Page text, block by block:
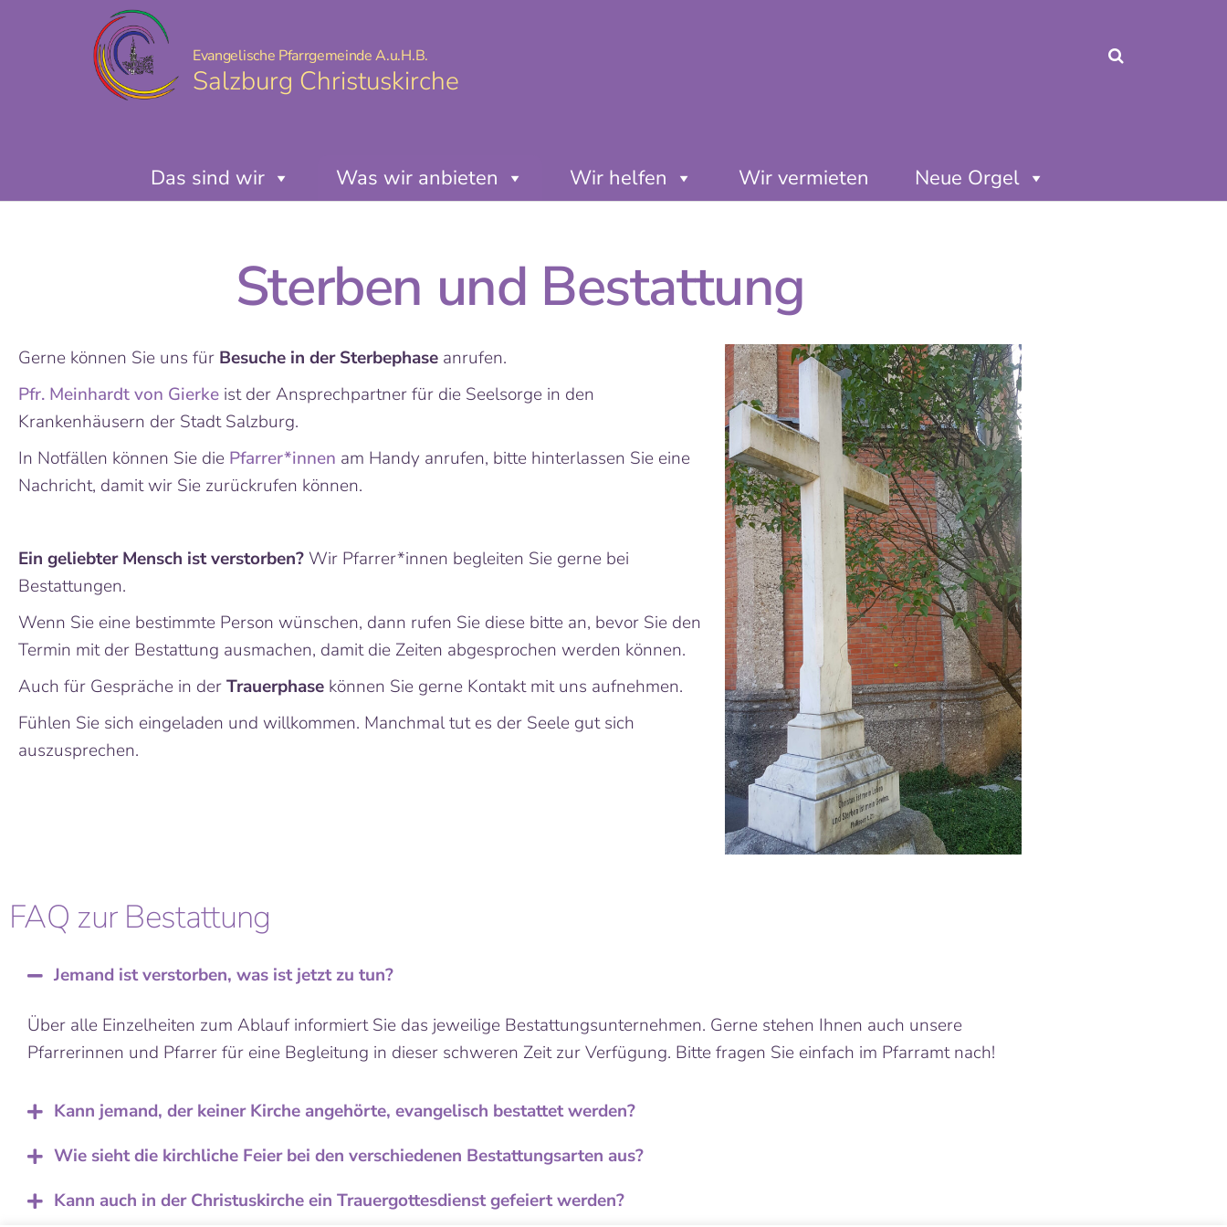
Evangelische Pfarrgemeinde A.u.H.B.
Salzburg Christuskirche
Das sind wir Was wir anbieten Wir helfen Wir vermieten Neue Orgel
Sterben und Bestattung
Gerne können Sie uns für Besuche in der Sterbephase anrufen.
Pfr. Meinhardt von Gierke ist der Ansprechpartner für die Seelsorge in den
Krankenhäusern der Stadt Salzburg.
In Notfällen können Sie die Pfarrer*innen am Handy anrufen, bitte hinterlassen Sie eine
Nachricht, damit wir Sie zurückrufen können.
Ein geliebter Mensch ist verstorben? Wir Pfarrer*innen begleiten Sie gerne bei
Bestattungen.
Wenn Sie eine bestimmte Person wünschen, dann rufen Sie diese bitte an, bevor Sie den
Termin mit der Bestattung ausmachen, damit die Zeiten abgesprochen werden können.
Auch für Gespräche in derTrauerphase können Sie gerne Kontakt mit uns aufnehmen.
Fühlen Sie sich eingeladen und willkommen. Manchmal tut es der Seele gut sich
auszusprechen.
FAQ zur Bestattung
Jemand ist verstorben, was ist jetzt zu tun?
Über alle Einzelheiten zum Ablauf informiert Sie das jeweilige Bestattungsunternehmen. Gerne stehen Ihnen auch unsere
Pfarrerinnen und Pfarrer für eine Begleitung in dieser schweren Zeit zur Verfügung. Bitte fragen Sie einfach im Pfarramt nach!
Kann jemand, der keiner Kirche angehörte, evangelisch bestattet werden?
Wie sieht die kirchliche Feier bei den verschiedenen Bestattungsarten aus?
Kann auch in der Christuskirche ein Trauergottesdienst gefeiert werden?